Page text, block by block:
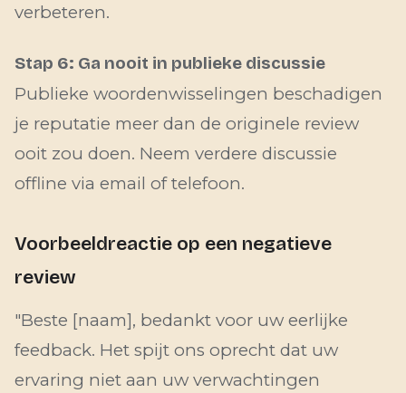
verbeteren.
Stap 6: Ga nooit in publieke discussie
Publieke woordenwisselingen beschadigen
je reputatie meer dan de originele review
ooit zou doen. Neem verdere discussie
offline via email of telefoon.
Voorbeeldreactie op een negatieve
review
"Beste [naam], bedankt voor uw eerlijke
feedback. Het spijt ons oprecht dat uw
ervaring niet aan uw verwachtingen